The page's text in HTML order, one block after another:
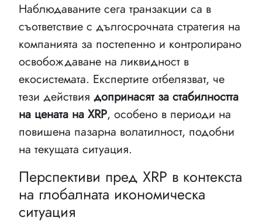
Наблюдаваните сега транзакции са в
съответствие с дългосрочната стратегия на
компанията за постепенно и контролирано
освобождаване на ликвидност в
екосистемата. Експертите отбелязват, че
тези действия допринасят за стабилността
на цената на XRP, особено в периоди на
повишена пазарна волатилност, подобни
на текущата ситуация.
Перспективи пред XRP в контекста
на глобалната икономическа
ситуация